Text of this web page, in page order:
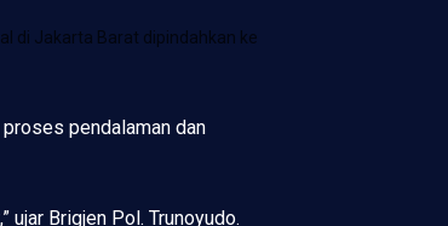
di Jakarta Barat dipindahkan ke
pendalaman dan
Brigjen Pol. Trunoyudo.